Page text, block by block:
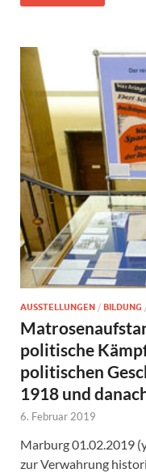
AUSSTELLUNGEN / BILDUNG
politische
politischen
1918 und
6. Februar 2019
Marburg 01.02.2019
zur Verwahrung